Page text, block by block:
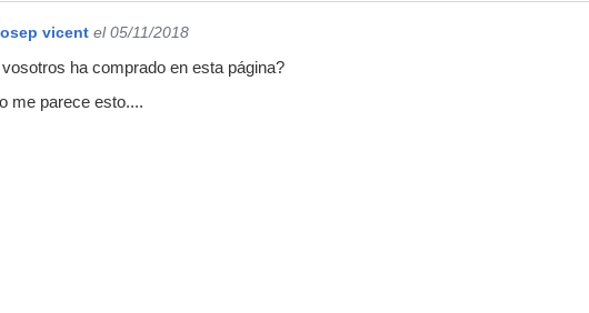
vicent el 05/11/2018
ha comprado en esta página?
me parece esto....